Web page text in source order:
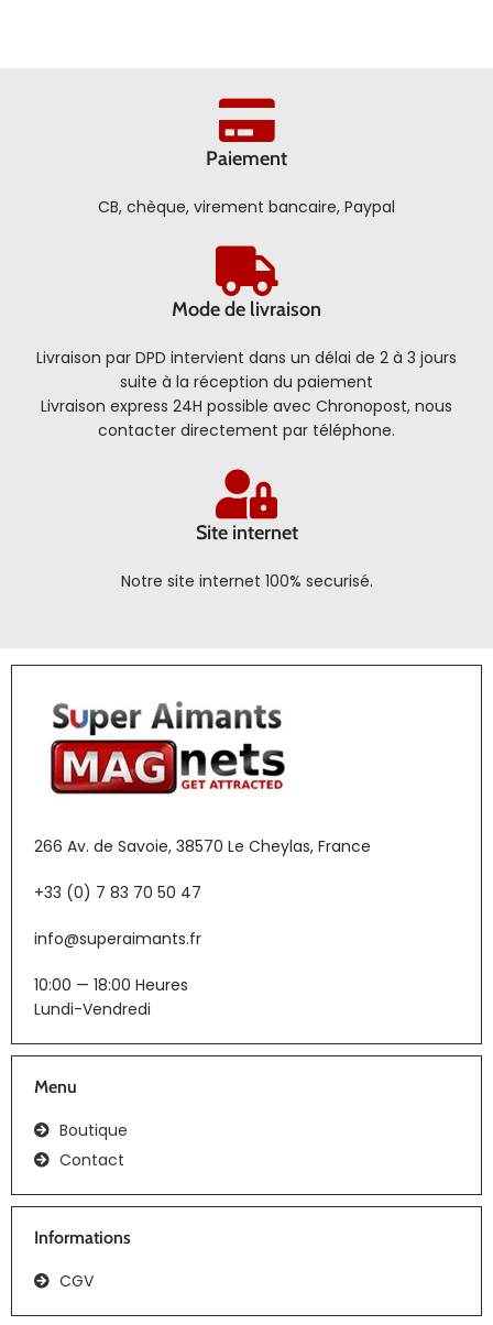
Paiement
CB, chèque, virement bancaire, Paypal
Mode de livraison
Livraison par DPD intervient dans un délai de 2 à 3 jours
suite à la réception du paiement
Livraison express 24H possible avec Chronopost, nous
contacter directement par téléphone.
Site internet
Notre site internet 100% securisé.
266 Av. de Savoie, 38570 Le Cheylas, France
+33 (0) 7 83 70 50 47
info@superaimants.fr
10:00 — 18:00 Heures
Lundi-Vendredi
Menu
Boutique
Contact
Informations
CGV